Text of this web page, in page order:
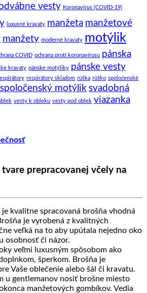
vesty Koronavírus (COVID-19)
luxusné kravaty manžeta manžetové
manžety moderné kravaty motýlik
COVID ochrana proti koronavírusu pánska
kravaty pánske motýliky pánske vesty
respirátory skladom rúška rúško spoloćenské
spoločenský motýlik svadobná
vesty k obleku vesty pod oblek viazanka
tvare prepracovanej včely na
je kvalitne spracovaná brošňa vhodná
je vyrobená z kvalitných
veľká na to aby upútala nejedno oko
osobnosť či názor.
veľmi luxusným spôsobom ako
šperkom. Brošňa je
Vaše oblečenie alebo šál či kravatu.
u gentlemanov nosiť brošne miesto
manžetových gombíkov. Vedia